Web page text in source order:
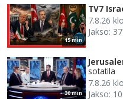
15 min
TV7
7.8.26
Jakso:
30 min
sotatila
7.8.26
Jakso: